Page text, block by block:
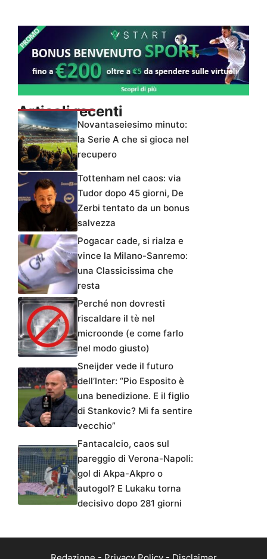
Articoli recenti
Novantaseiesimo minuto:
la Serie A che si gioca nel
recupero
Tottenham nel caos: via
Tudor dopo 45 giorni, De
Zerbi tentato da un bonus
salvezza
Pogacar cade, si rialza e
vince la Milano-Sanremo:
una Classicissima che
resta
Perché non dovresti
riscaldare il tè nel
microonde (e come farlo
nel modo giusto)
Sneijder vede il futuro
dell’Inter: “Pio Esposito è
una benedizione. E il figlio
di Stankovic? Mi fa sentire
vecchio”
Fantacalcio, caos sul
pareggio di Verona-Napoli:
gol di Akpa-Akpro o
autogol? E Lukaku torna
decisivo dopo 281 giorni